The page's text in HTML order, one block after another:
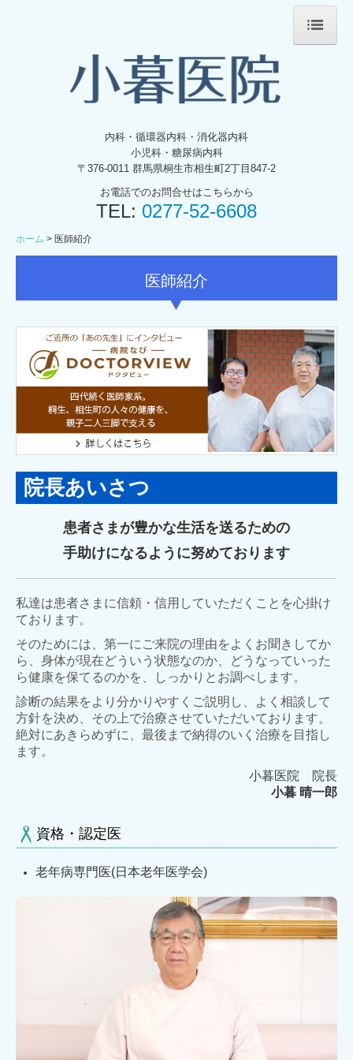
医師紹介
内科・循環器内科・消化器内科
小児科・糖尿病内科
〒376-0011 群馬県桐生市相生町2丁目847-2
お電話でのお問合せはこちらから
TEL: 0277-52-6608
ホーム 医師紹介
医師紹介
院長あいさつ
患者さまが豊かな生活を送るための
手助けになるように努めております
私達は患者さまに信頼・信用していただくことを心掛け
ております。
そのためには、第一にご来院の理由をよくお聞きしてか
ら、身体が現在どういう状態なのか、どうなっていった
ら健康を保てるのかを、しっかりとお調べします。
診断の結果をより分かりやすくご説明し、よく相談して
方針を決め、その上で治療させていただいております。
絶対にあきらめずに、最後まで納得のいく治療を目指し
ます。
小暮医院 院長
小暮 晴一郎
資格・認定医
老年病専門医(日本老年医学会)